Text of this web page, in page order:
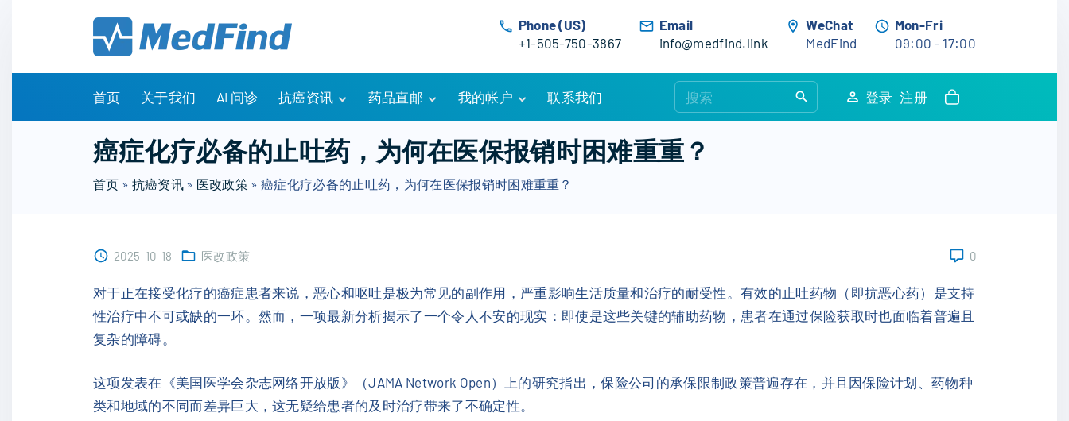
Phone (US)
+1-505-750-3867
Email
info@medfind.link
WeChat
MedFind
Mon-Fri
09:00 - 17:00
首页 关于我们 AI 问诊 抗癌资讯
有问有答
诊疗指南
药物信息
药品直邮
购物车
订单追踪
优惠活动
我的帐户
账户详情
我的订单
联系我们
e
:
登录 注册
癌症化疗必备的止吐药，为何在医保报销时困难重重？
首页 » 抗癌资讯» 医改政策 »癌症化疗必备的止吐药，为何在医保报销时困难重重？
2025-10-18 医改政策 0
对于正在接受化疗的癌症患者来说，恶心和呕吐是极为常见的副作用，严重影响生活质量和治疗的耐受性。有效的止吐药物（即抗恶心药）是支持
性治疗中不可或缺的一环。然而，一项最新分析揭示了一个令人不安的现实：即使是这些关键的辅助药物，患者在通过保险获取时也面临着普遍且
复杂的障碍。
这项发表在《美国医学会杂志网络开放版》（JAMA Network Open）上的研究指出，保险公司的承保限制政策普遍存在，并且因保险计划、药物种
类和地域的不同而差异巨大，这无疑给患者的及时治疗带来了不确定性。